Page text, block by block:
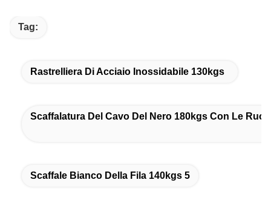
Tag:
Rastrelliera Di Acciaio Inossidabile 130kgs
Scaffalatura Del Cavo Del Nero 180kgs Con Le
Scaffale Bianco Della Fila 140kgs 5